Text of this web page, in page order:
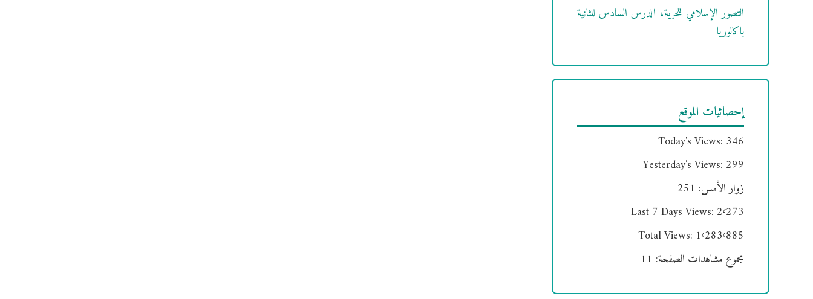
التصور الإسلامي للحرية، الدرس السادس للثانية
باكالوريا
إحصائيات الموقع
Today's Views: 346
Yesterday's Views: 299
زوار الأمس: 251
Last 7 Days Views: 2٬273
Total Views: 1٬283٬885
مجموع مشاهدات الصفحة: 11